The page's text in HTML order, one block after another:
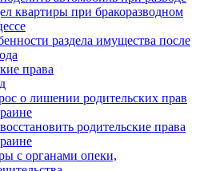
квартиры при бракоразводном
раздела имущества после
права
о лишении родительских прав
родительские права
с органами опеки,